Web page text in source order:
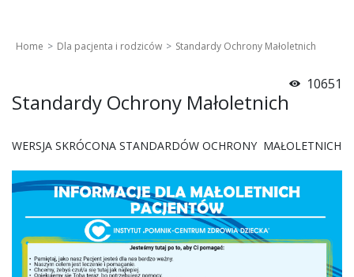
Home Dla pacjenta i rodziców Standardy Ochrony Małoletnich
10651
Standardy Ochrony Małoletnich
WERSJA SKRÓCONA STANDARDÓW OCHRONY MAŁOLETNICH